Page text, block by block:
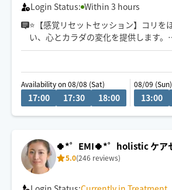
好きな動物:うさぎ🐰最近はポニーも🐴
趣味:散歩、サウナ
Login Status: Within 3 hours
⭐️【感覚リセットセッション】コリを
い、心とカラダの変化を提供します。
カラダの内側をほぐせば、外側の恋愛
く！そんなマインドマッサージをお任
Availability on 08/08 (Sat)
17:00 17:30 18:00
08/09 (Sun)
13:00
🍀*゜EMI🍀*゜holistic ケア
5.0(246 reviews)